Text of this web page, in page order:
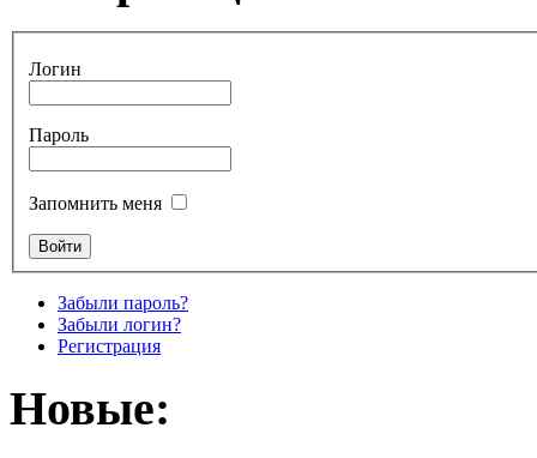
Логин
Пароль
Запомнить меня
Забыли пароль?
Забыли логин?
Регистрация
Новые: